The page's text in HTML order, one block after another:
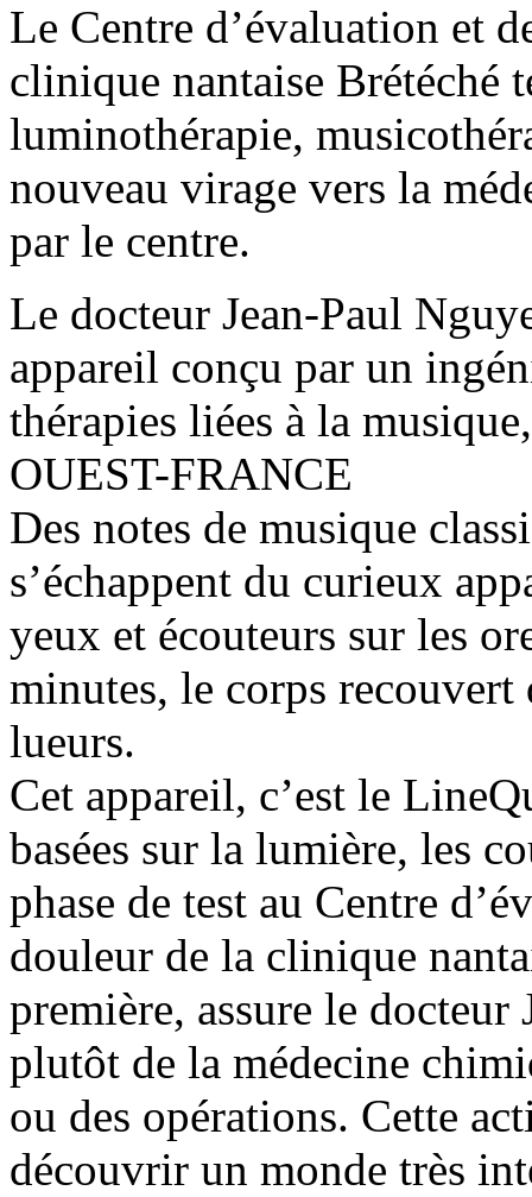
Le Centre d’évaluation et
clinique nantaise Brétéché
luminothérapie,
nouveau virage vers la
par le centre.
Le docteur Jean-Paul
appareil conçu par un
thérapies liées à la
OUEST-FRANCE
Des notes de musique
s’échappent du curieux
yeux et écouteurs sur les
minutes, le corps recouvert
lueurs.
Cet appareil, c’est le
basées sur la lumière, les
phase de test au Centre
douleur de la clinique
première, assure le
plutôt de la médecine
ou des opérations. Cette
découvrir un monde très